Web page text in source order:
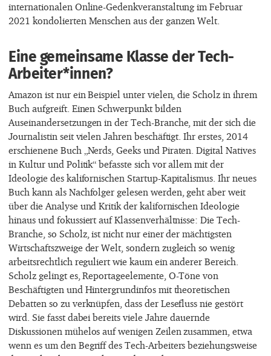
internationalen Online-Gedenkveranstaltung im Februar
2021 kondolierten Menschen aus der ganzen Welt.
Eine gemeinsame Klasse der Tech-
Arbeiter*innen?
Amazon ist nur ein Beispiel unter vielen, die Scholz in ihrem
Buch aufgreift. Einen Schwerpunkt bilden
Auseinandersetzungen in der Tech-Branche, mit der sich die
Journalistin seit vielen Jahren beschäftigt. Ihr erstes, 2014
erschienene Buch „Nerds, Geeks und Piraten. Digital Natives
in Kultur und Politik“ befasste sich vor allem mit der
Ideologie des kalifornischen Startup-Kapitalismus. Ihr neues
Buch kann als Nachfolger gelesen werden, geht aber weit
über die Analyse und Kritik der kalifornischen Ideologie
hinaus und fokussiert auf Klassenverhältnisse: Die Tech-
Branche, so Scholz, ist nicht nur einer der mächtigsten
Wirtschaftszweige der Welt, sondern zugleich so wenig
arbeitsrechtlich reguliert wie kaum ein anderer Bereich.
Scholz gelingt es, Reportageelemente, O-Töne von
Beschäftigten und Hintergrundinfos mit theoretischen
Debatten so zu verknüpfen, dass der Lesefluss nie gestört
wird. Sie fasst dabei bereits viele Jahre dauernde
Diskussionen mühelos auf wenigen Zeilen zusammen, etwa
wenn es um den Begriff des Tech-Arbeiters beziehungsweise